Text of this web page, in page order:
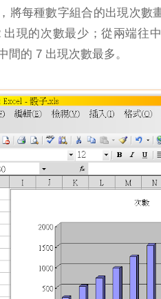
將每種數字組合的出現次數
出現的次數最少；從兩端往
間的 7 出現次數最多。